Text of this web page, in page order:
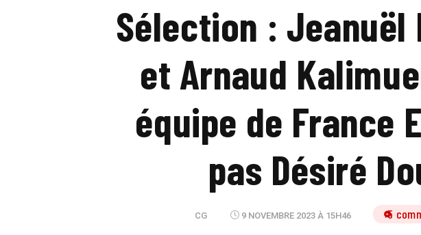
Sélection : Jeanuël
et Arnaud
équipe de France
pas Désiré
CG 9 NOVEMBRE 2023 À 15H46 5